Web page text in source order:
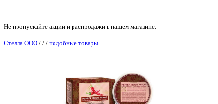
Не пропускайте акции и распродажи в нашем магазине.
Стелла ООО / / / подобные товары